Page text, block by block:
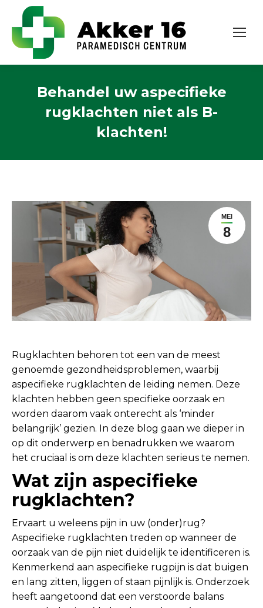
Behandel uw aspecifieke
rugklachten niet als B-
klachten!
MEI
8
Rugklachten behoren tot een van de meest
genoemde gezondheidsproblemen, waarbij
aspecifieke rugklachten de leiding nemen. Deze
klachten hebben geen specifieke oorzaak en
worden daarom vaak onterecht als ‘minder
belangrijk’ gezien. In deze blog gaan we dieper in
op dit onderwerp en benadrukken we waarom
het cruciaal is om deze klachten serieus te nemen.
Wat zijn aspecifieke
rugklachten?
Ervaart u weleens pijn in uw (onder)rug?
Aspecifieke rugklachten treden op wanneer de
oorzaak van de pijn niet duidelijk te identificeren is.
Kenmerkend aan aspecifieke rugpijn is dat buigen
en lang zitten, liggen of staan pijnlijk is. Onderzoek
heeft aangetoond dat een verstoorde balans